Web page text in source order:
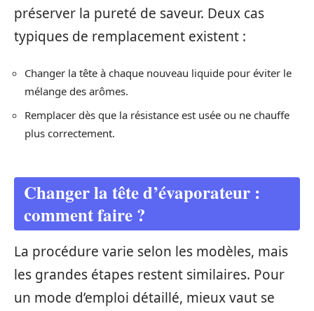
préserver la pureté de saveur. Deux cas
typiques de remplacement existent :
Changer la tête à chaque nouveau liquide pour éviter le
mélange des arômes.
Remplacer dès que la résistance est usée ou ne chauffe
plus correctement.
Changer la tête d’évaporateur :
comment faire ?
La procédure varie selon les modèles, mais
les grandes étapes restent similaires. Pour
un mode d’emploi détaillé, mieux vaut se